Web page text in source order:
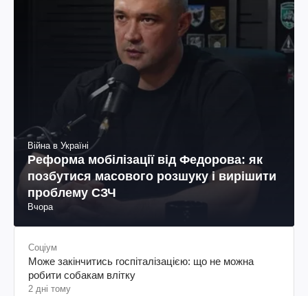
Війна в Україні
Реформа мобілізації від Федорова: як
позбутися масового розшуку і вирішити
проблему СЗЧ
Вчора
Соціум
Може закінчитись госпіталізацією: що не можна
робити собакам влітку
2 дні тому